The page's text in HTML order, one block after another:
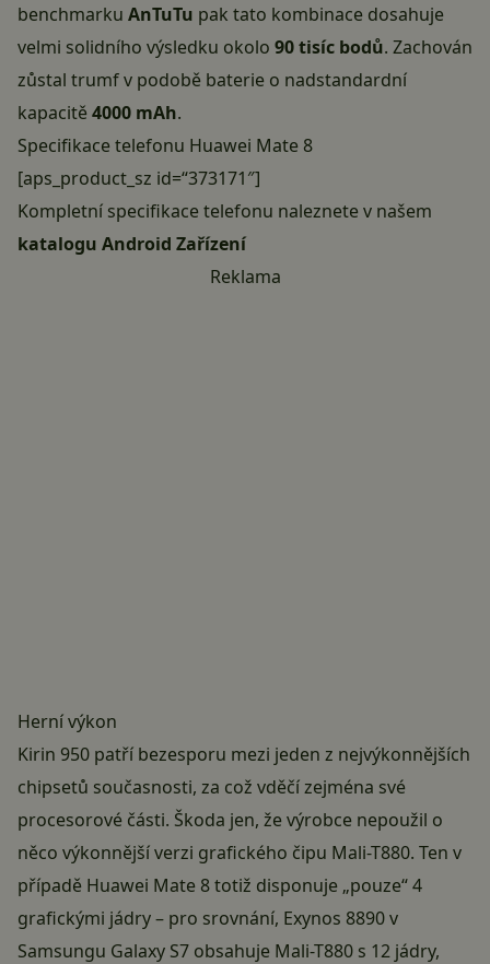
benchmarku AnTuTu pak tato kombinace dosahuje
velmi solidního výsledku okolo 90 tisíc bodů. Zachován
zůstal trumf v podobě baterie o nadstandardní
kapacitě4000 mAh.
Specifikace telefonu Huawei Mate 8
[aps_product_sz id=“373171″]
Kompletní specifikace telefonu naleznete v našem
katalogu Android Zařízení
Reklama
Herní výkon
Kirin 950 patří bezesporu mezi jeden z nejvýkonnějších
chipsetů současnosti, za což vděčí zejména své
procesorové části. Škoda jen, že výrobce nepoužil o
něco výkonnější verzi grafického čipu Mali-T880. Ten v
případě Huawei Mate 8 totiž disponuje „pouze“ 4
grafickými jádry – pro srovnání, Exynos 8890 v
Samsungu Galaxy S7 obsahuje Mali-T880 s 12 jádry,